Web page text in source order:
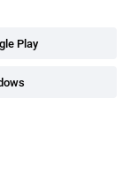
Play